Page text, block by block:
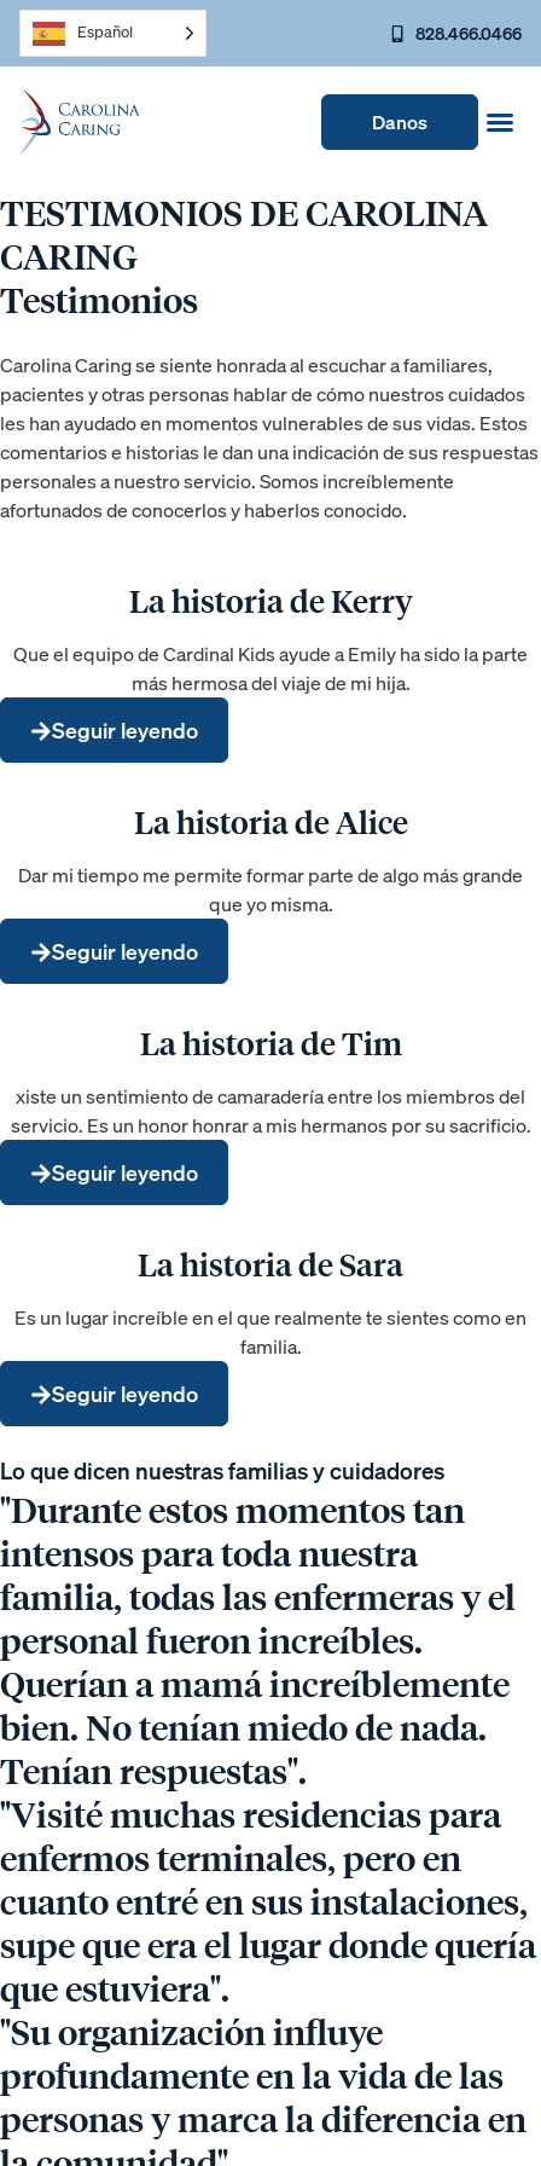
Español 828.466.0466
Danos
TESTIMONIOS DE CAROLINA
CARING
Testimonios
Carolina Caring se siente honrada al escuchar a familiares,
pacientes y otras personas hablar de cómo nuestros cuidados
les han ayudado en momentos vulnerables de sus vidas. Estos
comentarios e historias le dan una indicación de sus respuestas
personales a nuestro servicio. Somos increíblemente
afortunados de conocerlos y haberlos conocido.
La historia de Kerry
Que el equipo de Cardinal Kids ayude a Emily ha sido la parte
más hermosa del viaje de mi hija.
Seguir leyendo
La historia de Alice
Dar mi tiempo me permite formar parte de algo más grande
que yo misma.
Seguir leyendo
La historia de Tim
xiste un sentimiento de camaradería entre los miembros del
servicio. Es un honor honrar a mis hermanos por su sacrificio.
Seguir leyendo
La historia de Sara
Es un lugar increíble en el que realmente te sientes como en
familia.
Seguir leyendo
Lo que dicen nuestras familias y cuidadores
"Durante estos momentos tan
intensos para toda nuestra
familia, todas las enfermeras y el
personal fueron increíbles.
Querían a mamá increíblemente
bien. No tenían miedo de nada.
Tenían respuestas".
"Visité muchas residencias para
enfermos terminales, pero en
cuanto entré en sus instalaciones,
supe que era el lugar donde quería
que estuviera".
"Su organización influye
profundamente en la vida de las
personas y marca la diferencia en